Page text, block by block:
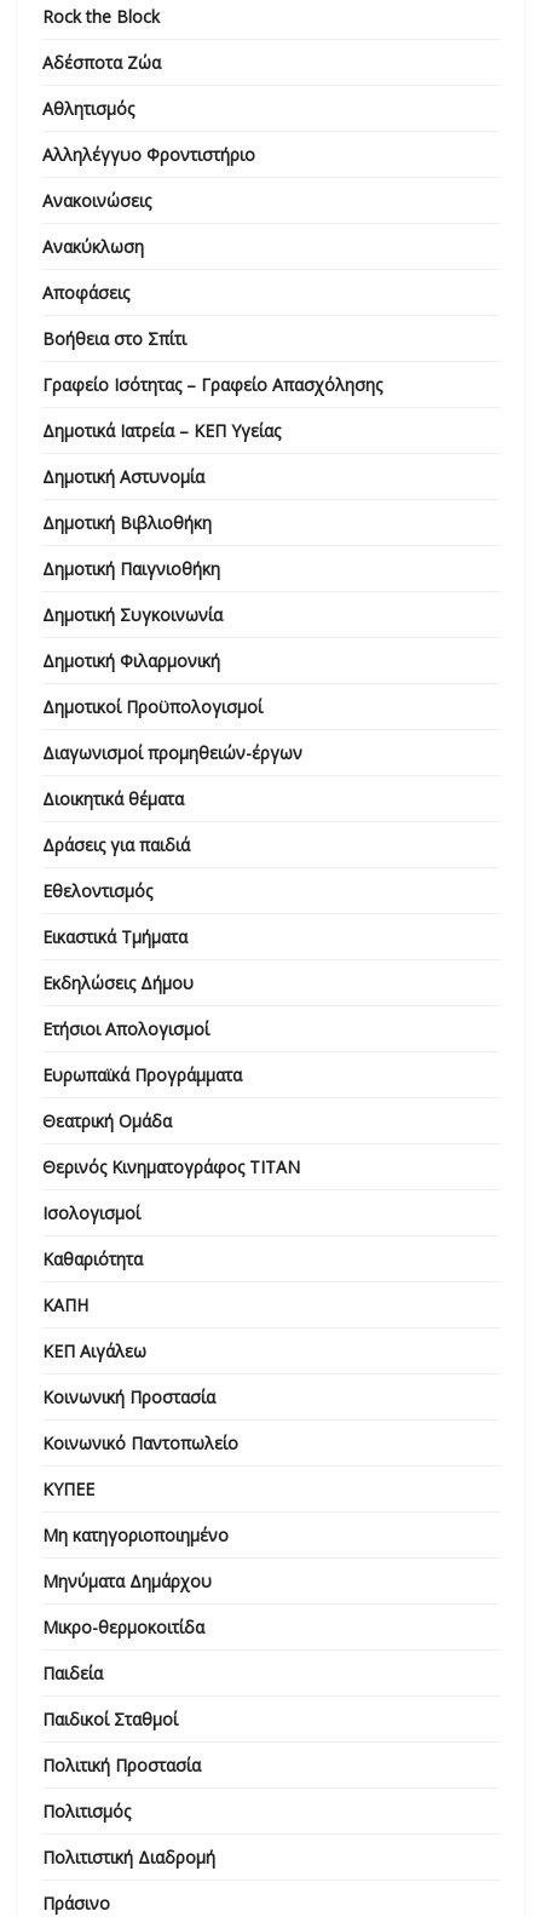
Rock the Block
Αδέσποτα Ζώα
Αθλητισμός
Αλληλέγγυο Φροντιστήριο
Ανακοινώσεις
Ανακύκλωση
Αποφάσεις
Βοήθεια στο Σπίτι
Γραφείο Ισότητας – Γραφείο Απασχόλησης
Δημοτικά Ιατρεία – ΚΕΠ Υγείας
Δημοτική Αστυνομία
Δημοτική Βιβλιοθήκη
Δημοτική Παιγνιοθήκη
Δημοτική Συγκοινωνία
Δημοτική Φιλαρμονική
Δημοτικοί Προϋπολογισμοί
Διαγωνισμοί προμηθειών-έργων
Διοικητικά θέματα
Δράσεις για παιδιά
Εθελοντισμός
Εικαστικά Τμήματα
Εκδηλώσεις Δήμου
Ετήσιοι Απολογισμοί
Ευρωπαϊκά Προγράμματα
Θεατρική Ομάδα
Θερινός Κινηματογράφος ΤΙΤΑΝ
Ισολογισμοί
Καθαριότητα
ΚΑΠΗ
ΚΕΠ Αιγάλεω
Κοινωνική Προστασία
Κοινωνικό Παντοπωλείο
ΚΥΠΕΕ
Μη κατηγοριοποιημένο
Μηνύματα Δημάρχου
Μικρο-θερμοκοιτίδα
Παιδεία
Παιδικοί Σταθμοί
Πολιτική Προστασία
Πολιτισμός
Πολιτιστική Διαδρομή
Πράσινο